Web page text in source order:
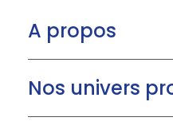
A propos
Nos univers